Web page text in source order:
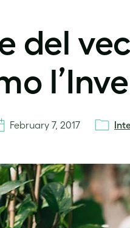
del
February 7, 2017